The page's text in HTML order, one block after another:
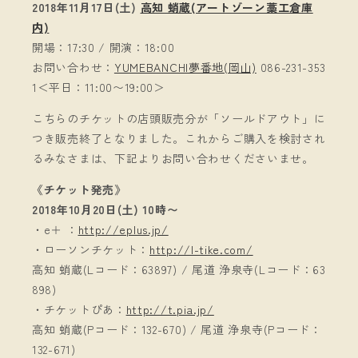
2018年11月17日(土) 高知 蛸蔵(アートゾーン藁工倉庫
内)
開場：17:30 / 開演：18:00
お問い合わせ： YUMEBANCHI夢番地(岡山) 086-231-353
1＜平日：11:00〜19:00＞
こちらのチケットの店頭販売分が「ソールドアウト」に
つき販売終了となりました。これからご購入を検討され
るみなさまは、下記よりお問い合わせくださいませ。
《チケット発売》
2018年10月20日(土) 10時〜
・e＋ ： http://eplus.jp/
・ローソンチケット： http://l-tike.com/
高知 蛸蔵(Lコード：63897) / 尾道 浄泉寺(Lコード：63
898)
・チケットぴあ： http://t.pia.jp/
高知 蛸蔵(Pコード：132-670) / 尾道 浄泉寺(Pコード：
132-671)